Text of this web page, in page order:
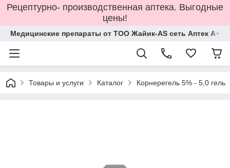
Рецептурно- производственная аптека. Выгодные
цены!
Медицинские препараты от ТОО Жайик-AS сеть Аптек А+
Товары и услуги Каталог Корнерегель 5% - 5,0 гель